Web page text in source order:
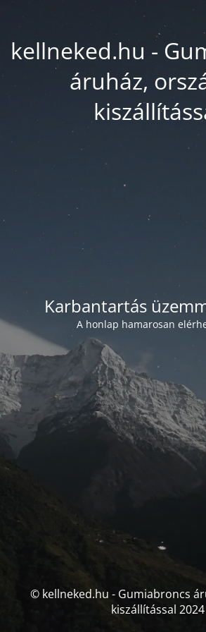
kellneked.hu -
áruház,
Karbantartás
A honlap hamarosan
© kellneked.hu - Gumiabroncs
kiszállítással 2024